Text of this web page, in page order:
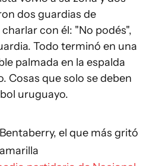
dos guardias de
con él: "No podés",
Todo terminó en una
palmada en la espalda
Cosas que solo se deben
uruguayo.
Bentaberry, el que más gritó